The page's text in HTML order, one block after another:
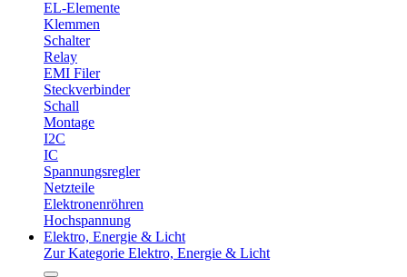
EL-Elemente
Klemmen
Schalter
Relay
EMI Filer
Steckverbinder
Schall
Montage
I2C
IC
Spannungsregler
Netzteile
Elektronenröhren
Hochspannung
Elektro, Energie & Licht
Zur Kategorie Elektro, Energie & Licht